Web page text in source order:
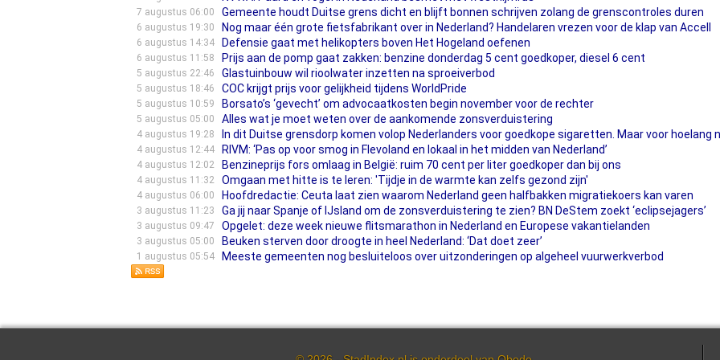
7 augustus 06:00 Gemeente houdt Duitse grens dicht en blijft bonnen schrijven zolang de grenscontroles duren
6 augustus 19:30 Nog maar één grote fietsfabrikant over in Nederland? Handelaren vrezen voor de klap van Accell
6 augustus 14:34 Defensie gaat met helikopters boven Het Hogeland oefenen
6 augustus 11:58 Prijs aan de pomp gaat zakken: benzine donderdag 5 cent goedkoper, diesel 6 cent
5 augustus 22:46 Glastuinbouw wil rioolwater inzetten na sproeiverbod
5 augustus 18:46 COC krijgt prijs voor gelijkheid tijdens WorldPride
5 augustus 10:59 Borsato’s ‘gevecht’ om advocaatkosten begin november voor de rechter
5 augustus 05:00 Alles wat je moet weten over de aankomende zonsverduistering
4 augustus 19:28 In dit Duitse grensdorp komen volop Nederlanders voor goedkope sigaretten. Maar voor hoelang
4 augustus 12:44 RIVM: ‘Pas op voor smog in Flevoland en lokaal in het midden van Nederland’
4 augustus 12:02 Benzineprijs fors omlaag in België: ruim 70 cent per liter goedkoper dan bij ons
4 augustus 11:32 Omgaan met hitte is te leren: 'Tijdje in de warmte kan zelfs gezond zijn'
4 augustus 06:00 Hoofdredactie: Ceuta laat zien waarom Nederland geen halfbakken migratiekoers kan varen
3 augustus 11:23 Ga jij naar Spanje of IJsland om de zonsverduistering te zien? BN DeStem zoekt ‘eclipsejagers’
3 augustus 09:47 Opgelet: deze week nieuwe flitsmarathon in Nederland en Europese vakantielanden
3 augustus 05:00 Beuken sterven door droogte in heel Nederland: ‘Dat doet zeer’
1 augustus 05:54 Meeste gemeenten nog besluiteloos over uitzonderingen op algeheel vuurwerkverbod